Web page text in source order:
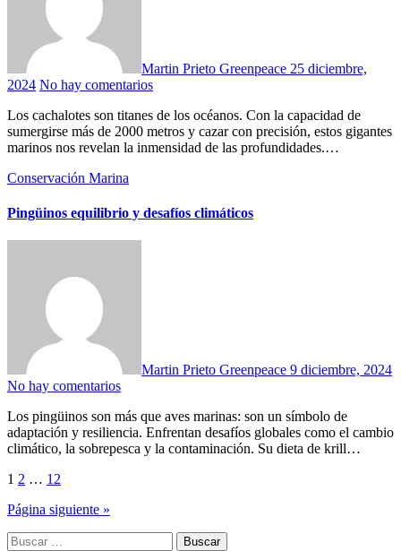
Martin Prieto Greenpeace 25 diciembre,
2024 No hay comentarios
Los cachalotes son titanes de los océanos. Con la capacidad de
sumergirse más de 2000 metros y cazar con precisión, estos gigantes
marinos nos revelan la inmensidad de las profundidades.…
Conservación Marina
Pingüinos equilibrio y desafíos climáticos
Martin Prieto Greenpeace 9 diciembre, 2024
No hay comentarios
Los pingüinos son más que aves marinas: son un símbolo de
adaptación y resiliencia. Enfrentan desafíos globales como el cambio
climático, la sobrepesca y la contaminación. Su dieta de krill…
Paginación
de
entradas
1 2 … 12
Página siguiente »
Buscar: